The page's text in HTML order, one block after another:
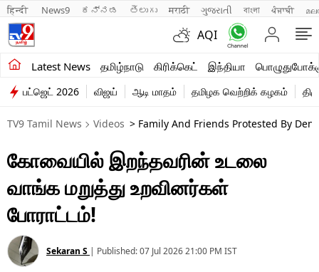
हिन्दी News9 ಕನ್ನಡ తెలుగు मराठी ગુજરાતી বাংলা ਪੰਜਾਬੀ
AQI
Latest News தமிழ்நாடு கிரிக்கெட் இந்தியா
சமீபத்திய செய்திகள்
தமிழ்நாடு
இந்தியா
உலகம்
விளையாட்டு
பொழுதுபோக்கு
லைஃப்ஸ்டைல்
பட்ஜெட் 2026 விஜய் ஆடி மாதம் தமிழக வெற்றிக் கழகம்
TV9 Tamil News Videos > Family And Friends Protested By
கோவையில் இறந்தவரின் உடலை
வாங்க மறுத்து உறவினர்கள்
போராட்டம்!
Sekaran S | Published:07 Jul 2026 21:00 PM IST